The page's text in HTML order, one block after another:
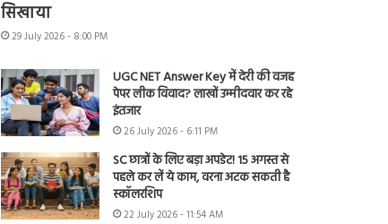
सिखाया
29 July 2026 - 8:00 PM
UGC NET Answer Key में देरी की वजह
पेपर लीक विवाद? लाखों उम्मीदवार कर रहे
इंतजार
26 July 2026 - 6:11 PM
SC छात्रों के लिए बड़ा अपडेट! 15 अगस्त से
पहले कर लें ये काम, वरना अटक सकती है
स्कॉलरशिप
22 July 2026 - 11:54 AM